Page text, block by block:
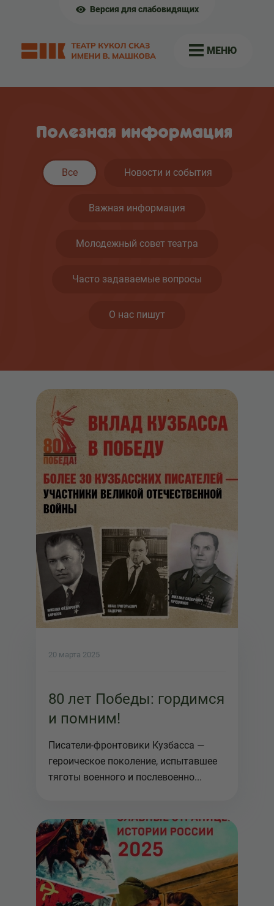
Версия для слабовидящих
МЕНЮ
Полезная информация
Все Новости и события
Важная информация
Молодежный совет театра
Часто задаваемые вопросы
О нас пишут
20 марта 2025
80 лет Победы: гордимся
и помним!
Писатели-фронтовики Кузбасса —
героическое поколение, испытавшее
тяготы военного и послевоенно...